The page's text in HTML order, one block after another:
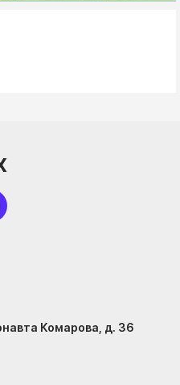
Комарова, д. 36